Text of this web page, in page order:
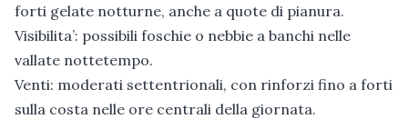
forti gelate notturne, anche a quote di pianura.
Visibilita’: possibili foschie o nebbie a banchi nelle
vallate nottetempo.
Venti: moderati settentrionali, con rinforzi fino a forti
sulla costa nelle ore centrali della giornata.